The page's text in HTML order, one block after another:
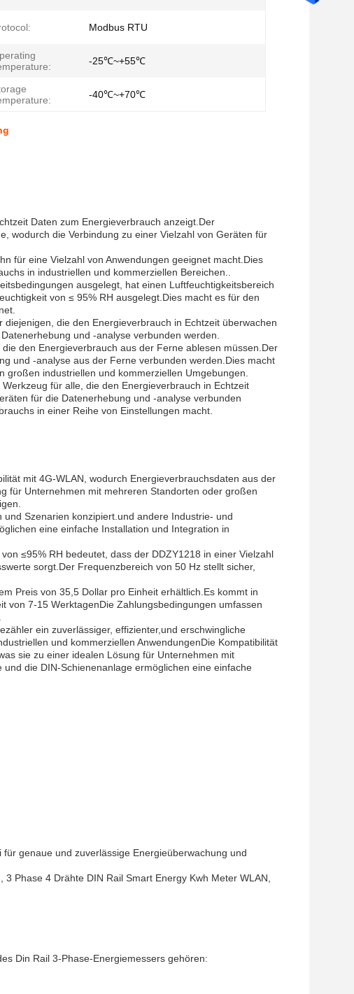
Modbus RTU
-25℃~+55℃
-40℃~+70℃
Daten zum Energieverbrauch anzeigt.Der
wodurch die Verbindung zu einer Vielzahl von Geräten für
für eine Vielzahl von Anwendungen geeignet macht.Dies
in industriellen und kommerziellen Bereichen..
ausgelegt, hat einen Luftfeuchtigkeitsbereich
von ≤ 95% RH ausgelegt.Dies macht es für den
die den Energieverbrauch in Echtzeit überwachen
und -analyse verbunden werden.
den Energieverbrauch aus der Ferne ablesen müssen.Der
und -analyse aus der Ferne verbunden werden.Dies macht
industriellen und kommerziellen Umgebungen.
für alle, die den Energieverbrauch in Echtzeit
für die Datenerhebung und -analyse verbunden
in einer Reihe von Einstellungen macht.
mit 4G-WLAN, wodurch Energieverbrauchsdaten aus der
für Unternehmen mit mehreren Standorten oder großen
Szenarien konzipiert.und andere Industrie- und
eine einfache Installation und Integration in
≤95% RH bedeutet, dass der DDZY1218 in einer Vielzahl
sorgt.Der Frequenzbereich von 50 Hz stellt sicher,
Preis von 35,5 Dollar pro Einheit erhältlich.Es kommt in
von 7-15 WerktagenDie Zahlungsbedingungen umfassen
ein zuverlässiger, effizienter,und erschwingliche
und kommerziellen AnwendungenDie Kompatibilität
sie zu einer idealen Lösung für Unternehmen mit
die DIN-Schienenanlage ermöglichen eine einfache
genaue und zuverlässige Energieüberwachung und
Phase 4 Drähte DIN Rail Smart Energy Kwh Meter WLAN,
Din Rail 3-Phase-Energiemessers gehören: